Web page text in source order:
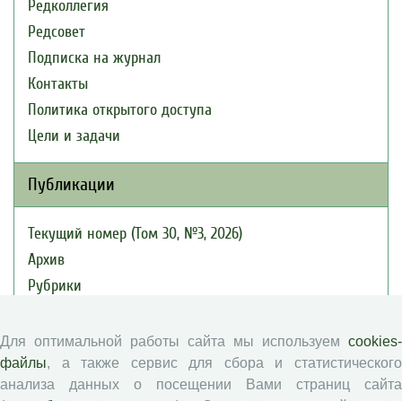
Редколлегия
Редсовет
Подписка на журнал
Контакты
Политика открытого доступа
Цели и задачи
Публикации
Текущий номер (Том 30, №3, 2026)
Архив
Рубрики
Статьи
Подборка статей
Для оптимальной работы сайта мы используем cookies-
файлы, а также сервис для сбора и статистического
анализа данных о посещении Вами страниц сайта